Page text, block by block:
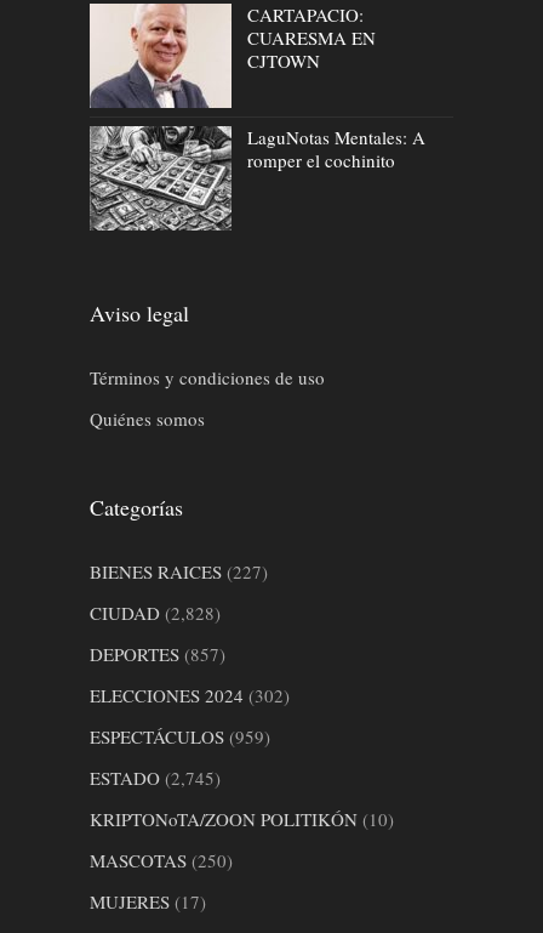
CARTAPACIO:
CUARESMA EN
CJTOWN
LaguNotas Mentales: A
romper el cochinito
Aviso legal
Términos y condiciones de uso
Quiénes somos
Categorías
BIENES RAICES (227)
CIUDAD (2,828)
DEPORTES (857)
ELECCIONES 2024 (302)
ESPECTÁCULOS (959)
ESTADO (2,745)
KRIPTONoTA/ZOON POLITIKÓN (10)
MASCOTAS (250)
MUJERES (17)